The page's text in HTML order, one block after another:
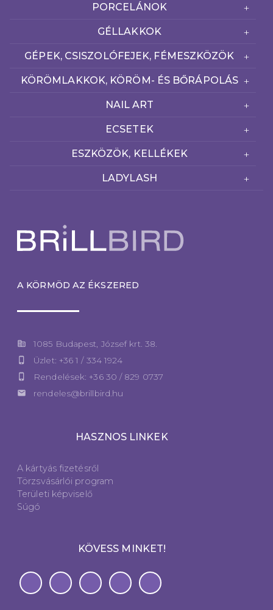
PORCELÁNOK
GÉLLAKKOK
GÉPEK, CSISZOLÓFEJEK, FÉMESZKÖZÖK
KÖRÖMLAKKOK, KÖRÖM- ÉS BŐRÁPOLÁS
NAIL ART
ECSETEK
ESZKÖZÖK, KELLÉKEK
LADYLASH
A KÖRMÖD AZ ÉKSZERED
corporate_fare 1085 Budapest, József krt. 38.
phone_iphone Üzlet: +36 1 / 334 1924
phone_iphone Rendelések: +36 30 / 829 0737
email rendeles@brillbird.hu
HASZNOS LINKEK
A kártyás fizetésről
Törzsvásárlói program
Területi képviselő
Súgó
KÖVESS MINKET!